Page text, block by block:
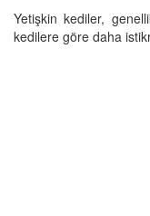
Yetişkin kediler,
kedilere göre daha